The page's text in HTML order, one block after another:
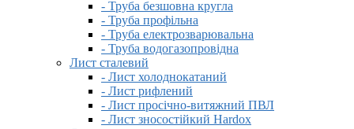
- Труба безшовна кругла
- Труба профільна
- Труба електрозварювальна
- Труба водогазопровідна
Лист сталевий
- Лист холоднокатаний
- Лист рифлений
- Лист просічно-витяжний ПВЛ
- Лист зносостійкий Hardox